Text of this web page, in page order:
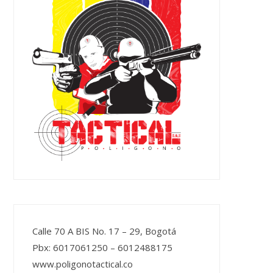
Calle 70 A BIS No. 17 – 29, Bogotá
Pbx: 6017061250 – 6012488175
www.poligonotactical.co